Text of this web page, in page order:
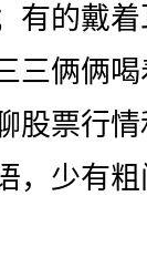
有的戴
三俩俩
股票行
，少有